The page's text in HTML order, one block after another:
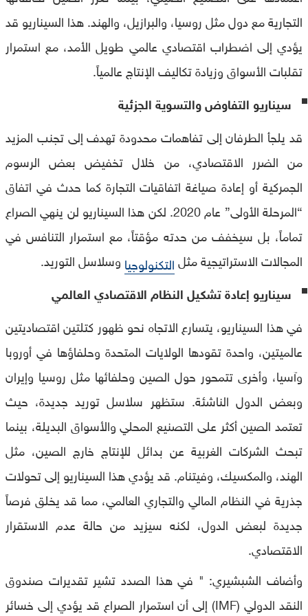
التجارية مع دول مثل روسيا، والبرازيل، والهند. هذا السيناريو قد
يؤدي إلى اضطراب اقتصادي عالمي طويل الأمد، مع استمرار
تقلبات الأسواق وزيادة تكاليف الإنتاج عالمياً.
سيناريو التفاوض والتسوية الجزئية
قد يلجأ الطرفان إلى تفاهمات محدودة تهدف إلى تجنب المزيد
من الضرر الاقتصادي، من خلال تخفيض بعض الرسوم
الجمركية أو إعادة صياغة اتفاقيات التجارة كما حدث في اتفاق
“المرحلة الأولى” عام 2020. لكن هذا السيناريو لن ينهي الصراع
تماماً، بل سيخفف من حدته مؤقتاً، مع استمرار التنافس في
المجالات الاستراتيجية مثلالتكنولوجيا وسلاسل التوريد.
سيناريو إعادة تشكيل النظام الاقتصادي العالمي
في هذا السيناريو، يتسارع الاتجاه نحو ظهور كتلتين اقتصاديتين
عالميتين، واحدة تقودها الولايات المتحدة وحلفاؤها في أوروبا
وآسيا، وأخرى تتمحور حول الصين وحلفائها مثل روسيا وإيران
وبعض الدول الناشئة. ستظهر سلاسل توريد جديدة، حيث
تعتمد الصين أكثر على التصنيع المحلي والأسواق البديلة، بينما
تبحث الشركات الغربية عن بدائل للإنتاج خارج الصين، مثل
الهند، والمكسيك، وفيتنام. قد يؤدي هذا السيناريو إلى تحولات
جذرية في النظام المالي والتجاري العالمي، مما قد يخلق فرصاً
جديدة لبعض الدول، لكنه سيزيد من حالة عدم الاستقرار
الاقتصادي.
وأضاف الشبشيري: " في هذا الصدد تشير تقديرات صندوق
النقد الدولي (IMF) إلى أن استمرار الصراع قد يؤدي إلى خسائر